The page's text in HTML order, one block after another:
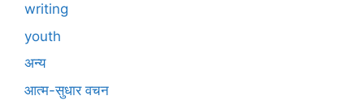
writing
youth
अन्य
आत्म-सुधार वचन